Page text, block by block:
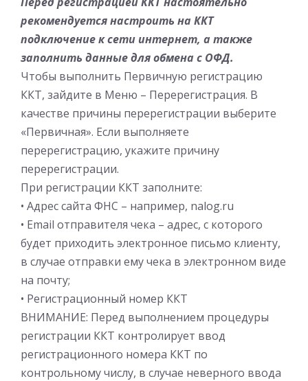
рекомендуется настроить на ККТ
подключение к сети интернет, а также
заполнить данные для обмена с ОФД.
Чтобы выполнить Первичную регистрацию
ККТ, зайдите в Меню – Перерегистрация. В
качестве причины перерегистрации выберите
«Первичная». Если выполняете
перерегистрацию, укажите причину
перерегистрации.
При регистрации ККТ заполните:
• Адрес сайта ФНС – например, nalog.ru
• Email отправителя чека – адрес, с которого
будет приходить электронное письмо клиенту,
в случае отправки ему чека в электронном виде
на почту;
• Регистрационный номер ККТ
ВНИМАНИЕ: Перед выполнением процедуры
регистрации ККТ контролирует ввод
регистрационного номера ККТ по
контрольному числу, в случае неверного ввода